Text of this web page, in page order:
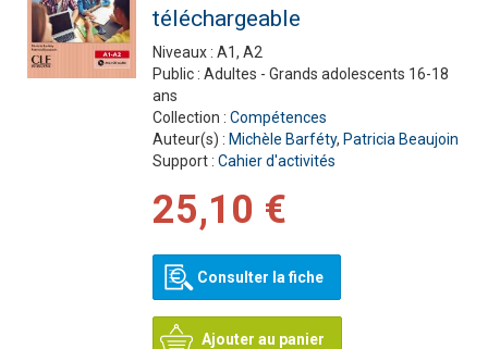
téléchargeable
Niveaux : A1, A2
Public : Adultes - Grands adolescents 16-18
ans
Collection : Compétences
Auteur(s) : Michèle Barféty, Patricia Beaujoin
Support : Cahier d'activités
25,10 €
Consulter la fiche
Ajouter au panier